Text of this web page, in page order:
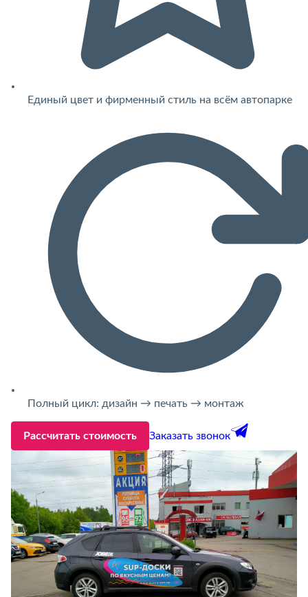
Единый цвет и фирменный стиль на всём автопарке
Полный цикл: дизайн → печать → монтаж
Рассчитать стоимость Заказать звонок